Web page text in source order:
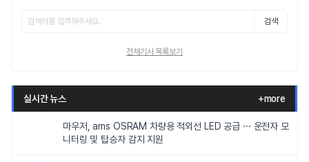
검색
전체기사 목록보기
실시간 뉴스 +more
마우저, ams OSRAM 차량용 적외선 LED 공급 ··· 운전자 모
니터링 및 탑승자 감지 지원